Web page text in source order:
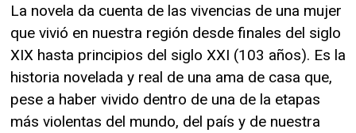
La novela da cuenta de las vivencias de una mujer
que vivió en nuestra región desde finales del siglo
XIX hasta principios del siglo XXI (103 años). Es la
historia novelada y real de una ama de casa que,
pese a haber vivido dentro de una de la etapas
más violentas del mundo, del país y de nuestra